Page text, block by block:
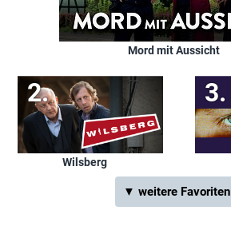
Mord mit Aussicht
Wilsberg
▼ weitere Favoriten